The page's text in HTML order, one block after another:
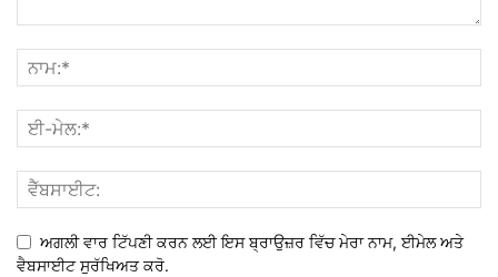
ਅਗਲੀ ਵਾਰ ਟਿੱਪਣੀ ਕਰਨ ਲਈ ਇਸ ਬ੍ਰਾਉਜ਼ਰ ਵਿੱਚ ਮੇਰਾ ਨਾਮ, ਈਮੇਲ ਅਤੇ
ਵੈਬਸਾਈਟ ਸੁਰੱਖਿਅਤ ਕਰੋ.